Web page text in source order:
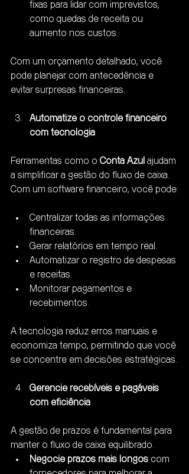
fixas para lidar com imprevistos,
como quedas de receita ou
aumento nos custos.
Com um orçamento detalhado, você
pode planejar com antecedência e
evitar surpresas financeiras.
Automatize o controle financeiro
com tecnologia
Ferramentas como o Conta Azul ajudam
a simplificar a gestão do fluxo de caixa.
Com um software financeiro, você pode:
Centralizar todas as informações
financeiras.
Gerar relatórios em tempo real.
Automatizar o registro de despesas
e receitas.
Monitorar pagamentos e
recebimentos.
A tecnologia reduz erros manuais e
economiza tempo, permitindo que você
se concentre em decisões estratégicas.
Gerencie recebíveis e pagáveis
com eficiência
A gestão de prazos é fundamental para
manter o fluxo de caixa equilibrado.
Negocie prazos mais longos com